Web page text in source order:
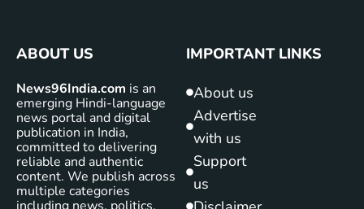
ABOUT US
News96India.com is an
emerging Hindi-language
news portal and digital
publication in India,
committed to delivering
reliable and authentic
content. We publish across
multiple categories
IMPORTANT LINKS
About us
Advertise
with us
Support
us